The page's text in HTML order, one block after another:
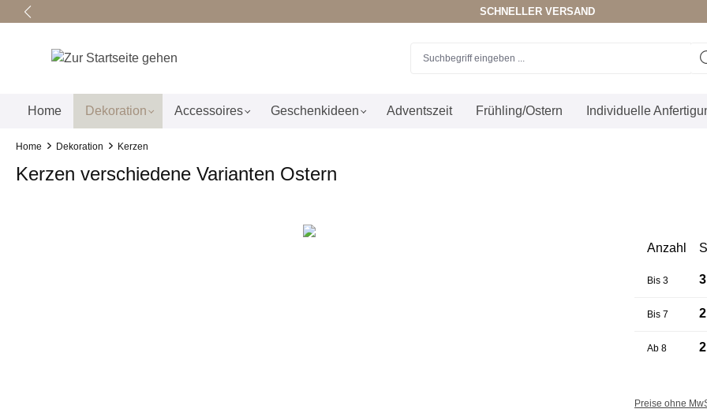
SCHNELLER VERSAND
Home Dekoration Accessoires Geschenkideen Adventszeit Frühling/Ostern Individuelle
Home Dekoration Kerzen
Kerzen verschiedene Varianten Ostern
Anzahl
Bis 3
Bis 7
Ab 8
Preise ohne